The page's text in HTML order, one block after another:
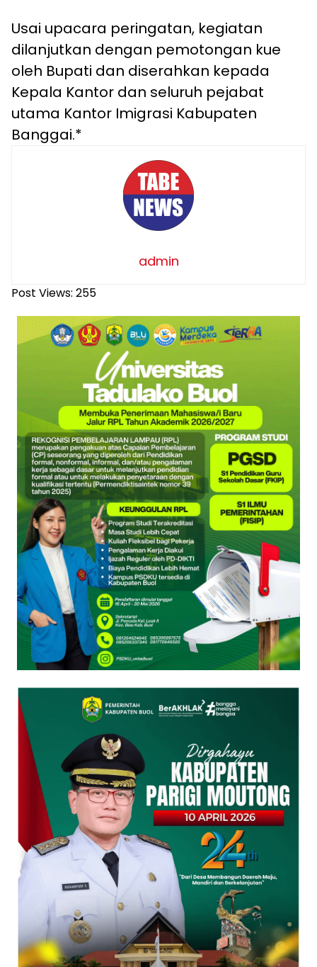
Usai upacara peringatan, kegiatan
dilanjutkan dengan pemotongan kue
oleh Bupati dan diserahkan kepada
Kepala Kantor dan seluruh pejabat
utama Kantor Imigrasi Kabupaten
Banggai.*
admin
Post Views: 255